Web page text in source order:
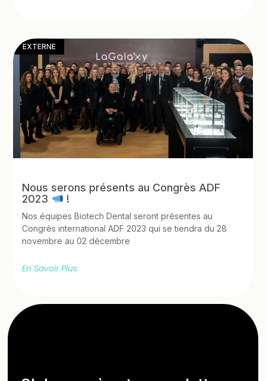
EXTERNE
Nous serons présents au Congrès ADF
2023
!
Nos équipes Biotech Dental seront présentes au
Congrès international ADF 2023 qui se tiendra du 28
novembre au 02 décembre
En Savoir Plus